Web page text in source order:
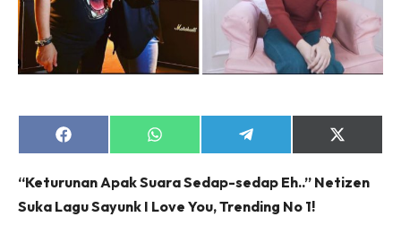
Share
on
Share
on
Share
on
Share
on
(Twitter)
“Keturunan Apak Suara Sedap-sedap Eh..” Netizen
Suka Lagu Sayunk I Love You, Trending No 1!